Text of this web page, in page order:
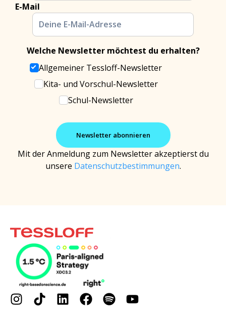
E-Mail
Welche Newsletter möchtest du erhalten?
Allgemeiner Tessloff-Newsletter
Kita- und Vorschul-Newsletter
Schul-Newsletter
Mit der Anmeldung zum Newsletter akzeptierst du
unsere Datenschutzbestimmungen.